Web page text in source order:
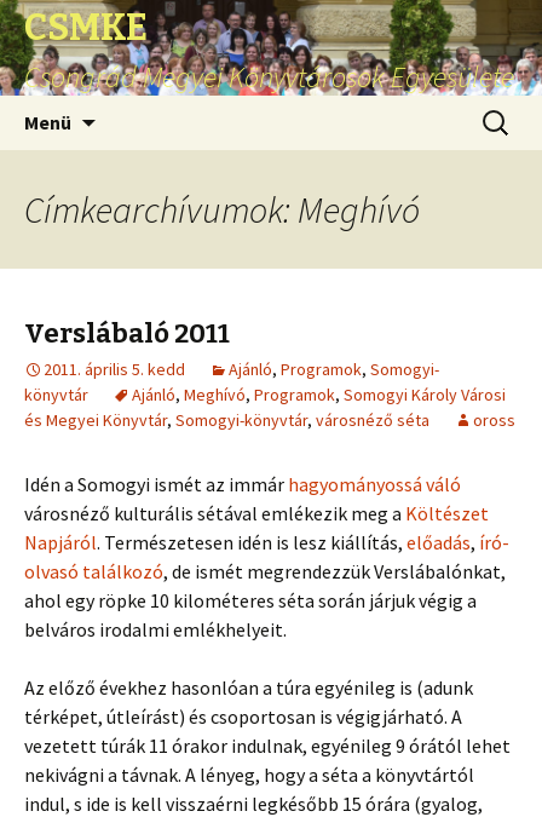
CSMKE
Csongrád Megyei Könyvtárosok Egyesülete
Menü
Címkearchívumok: Meghívó
Verslábaló 2011
2011. április 5. kedd Ajánló, Programok, Somogyi-
könyvtár
Ajánló, Meghívó, Programok, Somogyi Károly Városi
és Megyei Könyvtár, Somogyi-könyvtár, városnéző séta oross
Idén a Somogyi ismét az immár hagyományossá váló
városnéző kulturális sétával emlékezik meg a Költészet
Napjáról. Természetesen idén is lesz kiállítás, előadás, író-
olvasó találkozó, de ismét megrendezzük Verslábalónkat,
ahol egy röpke 10 kilométeres séta során járjuk végig a
belváros irodalmi emlékhelyeit.
Az előző évekhez hasonlóan a túra egyénileg is (adunk
térképet, útleírást) és csoportosan is végigjárható. A
vezetett túrák 11 órakor indulnak, egyénileg 9 órától lehet
nekivágni a távnak. A lényeg, hogy a séta a könyvtártól
indul, s ide is kell visszaérni legkésőbb 15 órára (gyalog,